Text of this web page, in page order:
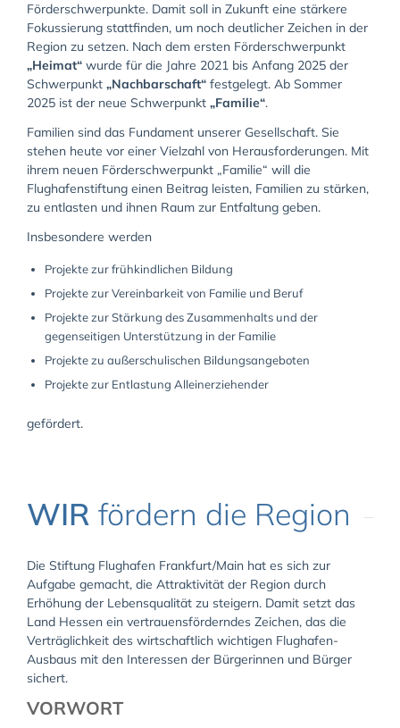
Förderschwerpunkte. Damit soll in Zukunft eine stärkere
Fokussierung stattfinden, um noch deutlicher Zeichen in der
Region zu setzen. Nach dem ersten Förderschwerpunkt
„Heimat“ wurde für die Jahre 2021 bis Anfang 2025 der
Schwerpunkt „Nachbarschaft“ festgelegt. Ab Sommer
2025 ist der neue Schwerpunkt „Familie“.
Familien sind das Fundament unserer Gesellschaft. Sie
stehen heute vor einer Vielzahl von Herausforderungen. Mit
ihrem neuen Förderschwerpunkt „Familie“ will die
Flughafenstiftung einen Beitrag leisten, Familien zu stärken,
zu entlasten und ihnen Raum zur Entfaltung geben.
Insbesondere werden
Projekte zur frühkindlichen Bildung
Projekte zur Vereinbarkeit von Familie und Beruf
Projekte zur Stärkung des Zusammenhalts und der
gegenseitigen Unterstützung in der Familie
Projekte zu außerschulischen Bildungsangeboten
Projekte zur Entlastung Alleinerziehender
gefördert.
WIR fördern die Region
Die Stiftung Flughafen Frankfurt/Main hat es sich zur
Aufgabe gemacht, die Attraktivität der Region durch
Erhöhung der Lebensqualität zu steigern. Damit setzt das
Land Hessen ein vertrauensförderndes Zeichen, das die
Verträglichkeit des wirtschaftlich wichtigen Flughafen-
Ausbaus mit den Interessen der Bürgerinnen und Bürger
sichert.
VORWORT